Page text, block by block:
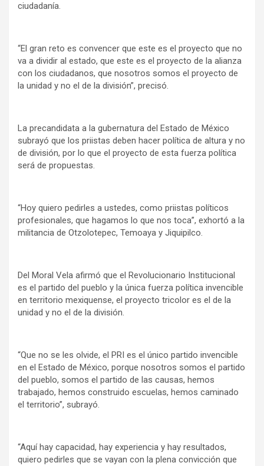
ciudadanía.
“El gran reto es convencer que este es el proyecto que no
va a dividir al estado, que este es el proyecto de la alianza
con los ciudadanos, que nosotros somos el proyecto de
la unidad y no el de la división”, precisó.
La precandidata a la gubernatura del Estado de México
subrayó que los priistas deben hacer política de altura y no
de división, por lo que el proyecto de esta fuerza política
será de propuestas.
“Hoy quiero pedirles a ustedes, como priistas políticos
profesionales, que hagamos lo que nos toca”, exhortó a la
militancia de Otzolotepec, Temoaya y Jiquipilco.
Del Moral Vela afirmó que el Revolucionario Institucional
es el partido del pueblo y la única fuerza política invencible
en territorio mexiquense, el proyecto tricolor es el de la
unidad y no el de la división.
“Que no se les olvide, el PRI es el único partido invencible
en el Estado de México, porque nosotros somos el partido
del pueblo, somos el partido de las causas, hemos
trabajado, hemos construido escuelas, hemos caminado
el territorio”, subrayó.
“Aquí hay capacidad, hay experiencia y hay resultados,
quiero pedirles que se vayan con la plena convicción que